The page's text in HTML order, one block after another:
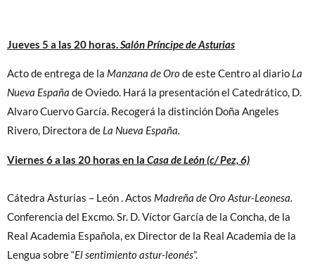
Jueves 5 a las 20 horas.Salón Príncipe de Asturias
Acto de entrega de la Manzana de Oro de este Centro al diario La
Nueva España de Oviedo. Hará la presentación el Catedrático, D.
Alvaro Cuervo García. Recogerá la distinción Doña Angeles
Rivero, Directora de La Nueva España.
Viernes 6 a las 20 horas en la Casa de León (c/ Pez, 6)
Cátedra Asturias – León . Actos Madreña de Oro Astur-Leonesa.
Conferencia del Excmo. Sr. D. Víctor García de la Concha, de la
Real Academia Española, ex Director de la Real Academia de la
Lengua sobre “El sentimiento astur-leonés”.